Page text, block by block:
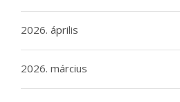
2026. április
2026. március